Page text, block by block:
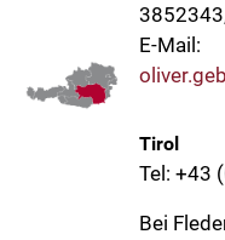
E-Mail:
Tirol
Tel: +43
Bei